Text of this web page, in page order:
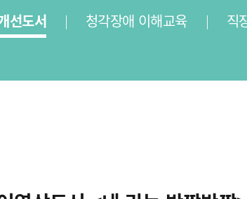
선도서 청각장애 이해교육 직